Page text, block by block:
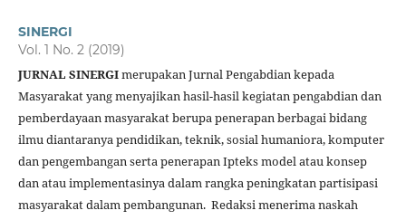
SINERGI
Vol. 1 No. 2 (2019)
JURNAL SINERGImerupakan Jurnal Pengabdian kepada
Masyarakat yang menyajikan hasil-hasil kegiatan pengabdian dan
pemberdayaan masyarakat berupa penerapan berbagai bidang
ilmu diantaranya pendidikan, teknik, sosial humaniora, komputer
dan pengembangan serta penerapan Ipteks model atau konsep
dan atau implementasinya dalam rangka peningkatan partisipasi
masyarakat dalam pembangunan. Redaksi menerima naskah